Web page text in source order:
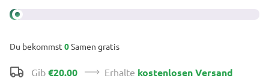
Du bekommst 0Samen gratis
Gib €20.00 Erhalte kostenlosen Versand